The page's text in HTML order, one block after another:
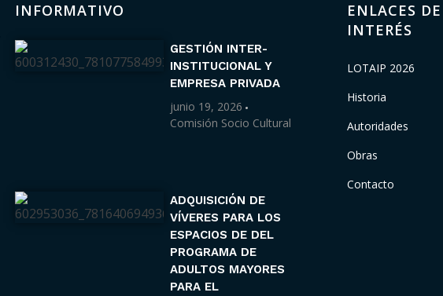
INFORMATIVO
GESTIÓN INTER-
INSTITUCIONAL Y
EMPRESA PRIVADA
junio 19, 2026
Comisión Socio Cultural
ADQUISICIÓN DE
VÍVERES PARA LOS
ESPACIOS DE DEL
PROGRAMA DE
ADULTOS MAYORES
PARA EL
ENLACES DE
INTERÉS
LOTAIP 2026
Historia
Autoridades
Obras
Contacto